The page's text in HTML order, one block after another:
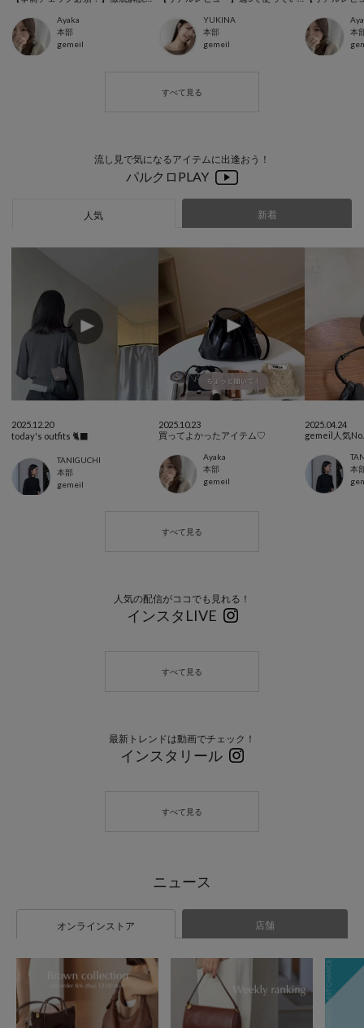
Ayaka
本部
gemeil
YUKINA
本部
gemeil
本
流し見で気になるアイテムに出逢おう！
パルクロPLAY
人気 新着
2025.12.20
today's outfits 🐈‍⬛
TANIGUCHI
本部
gemeil
2025.10.23
買ってよかったアイテム♡
Ayaka
本部
gemeil
2025.04.24
gemeil人気
本
人気の配信がココでも見れる！
インスタLIVE
最新トレンドは動画でチェック！
インスタリール
オンラインストア 店舗